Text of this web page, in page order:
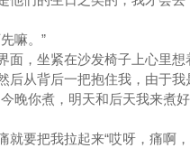
嘛。”
，坐紧在沙发椅子上心里想
从背后一把抱住我，由于我
晚你煮，明天和后天我来煮
要把我拉起来“哎呀，痛啊